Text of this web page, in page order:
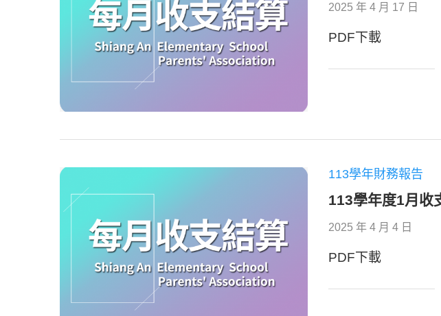
2025 年 4 月 17 日
PDF下載
113學年財務報告
113學年度1月收
2025 年 4 月 4 日
PDF下載